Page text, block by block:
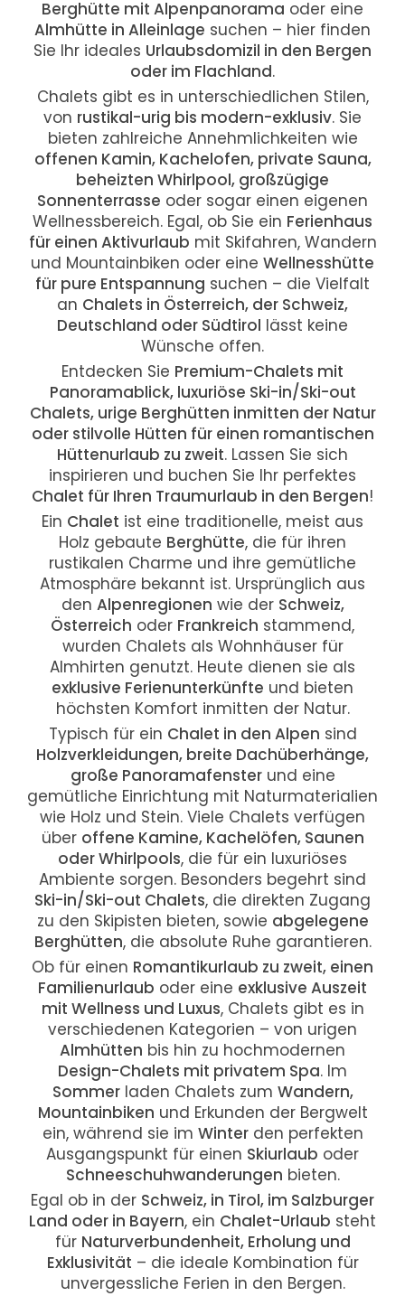
Berghütte mit Alpenpanorama oder eine
Almhütte in Alleinlage suchen – hier finden
Sie Ihr ideales Urlaubsdomizil in den Bergen
oder im Flachland.
Chalets gibt es in unterschiedlichen Stilen,
von rustikal-urig bis modern-exklusiv. Sie
bieten zahlreiche Annehmlichkeiten wie
offenen Kamin, Kachelofen, private Sauna,
beheizten Whirlpool, großzügige
Sonnenterrasse oder sogar einen eigenen
Wellnessbereich. Egal, ob Sie ein Ferienhaus
für einen Aktivurlaub mit Skifahren, Wandern
und Mountainbiken oder eine Wellnesshütte
für pure Entspannung suchen – die Vielfalt
an Chalets in Österreich, der Schweiz,
Deutschland oder Südtirol lässt keine
Wünsche offen.
Entdecken Sie Premium-Chalets mit
Panoramablick, luxuriöse Ski-in/Ski-out
Chalets, urige Berghütten inmitten der Natur
oder stilvolle Hütten für einen romantischen
Hüttenurlaub zu zweit. Lassen Sie sich
inspirieren und buchen Sie Ihr perfektes
Chalet für Ihren Traumurlaub in den Bergen!
Ein Chalet ist eine traditionelle, meist aus
Holz gebaute Berghütte, die für ihren
rustikalen Charme und ihre gemütliche
Atmosphäre bekannt ist. Ursprünglich aus
den Alpenregionen wie der Schweiz,
Österreich oder Frankreich stammend,
wurden Chalets als Wohnhäuser für
Almhirten genutzt. Heute dienen sie als
exklusive Ferienunterkünfte und bieten
höchsten Komfort inmitten der Natur.
Typisch für ein Chalet in den Alpen sind
Holzverkleidungen, breite Dachüberhänge,
große Panoramafensterund eine
gemütliche Einrichtung mit Naturmaterialien
wie Holz und Stein. Viele Chalets verfügen
über offene Kamine, Kachelöfen, Saunen
oder Whirlpools, die für ein luxuriöses
Ambiente sorgen. Besonders begehrt sind
Ski-in/Ski-out Chalets, die direkten Zugang
zu den Skipisten bieten, sowie abgelegene
Berghütten, die absolute Ruhe garantieren.
Ob für einen Romantikurlaub zu zweit, einen
Familienurlaub oder eine exklusive Auszeit
mit Wellness und Luxus, Chalets gibt es in
verschiedenen Kategorien – von urigen
Almhütten bis hin zu hochmodernen
Design-Chalets mit privatem Spa. Im
Sommerladen Chalets zum Wandern,
Mountainbiken und Erkunden der Bergwelt
ein, während sie im Winterden perfekten
Ausgangspunkt für einen Skiurlaub oder
Schneeschuhwanderungen bieten.
Egal ob in der Schweiz, in Tirol, im Salzburger
Land oder in Bayern, ein Chalet-Urlaub steht
für Naturverbundenheit, Erholung und
Exklusivität – die ideale Kombination für
unvergessliche Ferien in den Bergen.